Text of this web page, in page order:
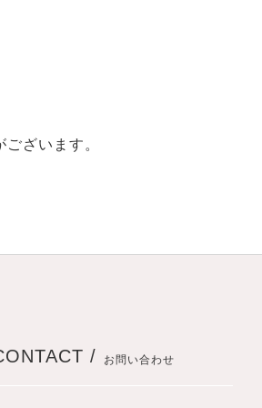
ざいます。
/ お問い合わせ